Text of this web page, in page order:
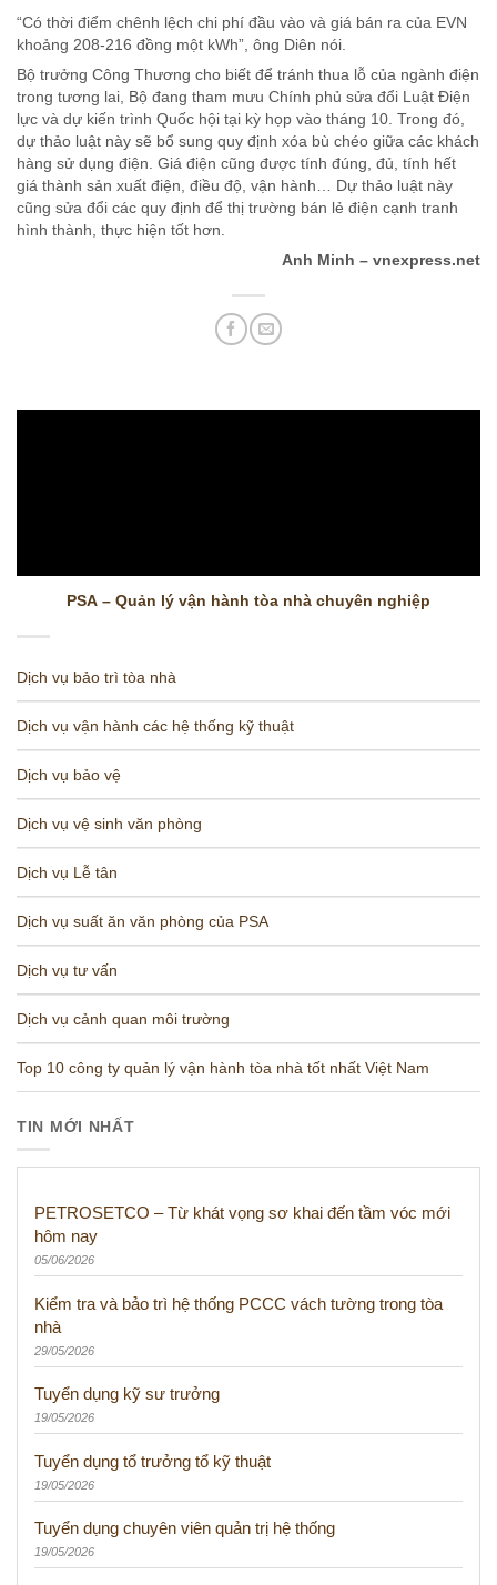
“Có thời điểm chênh lệch chi phí đầu vào và giá bán ra của EVN
khoảng 208-216 đồng một kWh”, ông Diên nói.
Bộ trưởng Công Thương cho biết để tránh thua lỗ của ngành điện
trong tương lai, Bộ đang tham mưu Chính phủ sửa đổi Luật Điện
lực và dự kiến trình Quốc hội tại kỳ họp vào tháng 10. Trong đó,
dự thảo luật này sẽ bổ sung quy định xóa bù chéo giữa các khách
hàng sử dụng điện. Giá điện cũng được tính đúng, đủ, tính hết
giá thành sản xuất điện, điều độ, vận hành… Dự thảo luật này
cũng sửa đổi các quy định để thị trường bán lẻ điện cạnh tranh
hình thành, thực hiện tốt hơn.
Anh Minh – vnexpress.net
PSA – Quản lý vận hành tòa nhà chuyên nghiệp
Dịch vụ bảo trì tòa nhà
Dịch vụ vận hành các hệ thống kỹ thuật
Dịch vụ bảo vệ
Dịch vụ vệ sinh văn phòng
Dịch vụ Lễ tân
Dịch vụ suất ăn văn phòng của PSA
Dịch vụ tư vấn
Dịch vụ cảnh quan môi trường
Top 10 công ty quản lý vận hành tòa nhà tốt nhất Việt Nam
TIN MỚI NHẤT
PETROSETCO – Từ khát vọng sơ khai đến tầm vóc mới
hôm nay
05/06/2026
Kiểm tra và bảo trì hệ thống PCCC vách tường trong tòa
nhà
29/05/2026
Tuyển dụng kỹ sư trưởng
19/05/2026
Tuyển dụng tổ trưởng tổ kỹ thuật
19/05/2026
Tuyển dụng chuyên viên quản trị hệ thống
19/05/2026